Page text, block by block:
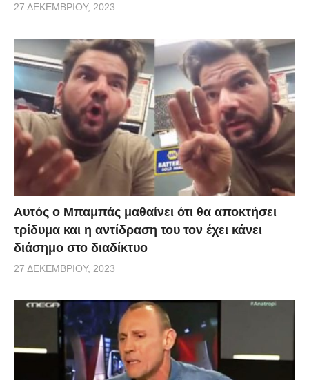
27 ΔΕΚΕΜΒΡΊΟΥ, 2023
Αυτός ο Μπαμπάς μαθαίνει ότι θα αποκτήσει
τρίδυμα και η αντίδραση του τον έχει κάνει
διάσημο στο διαδίκτυο
27 ΔΕΚΕΜΒΡΊΟΥ, 2023